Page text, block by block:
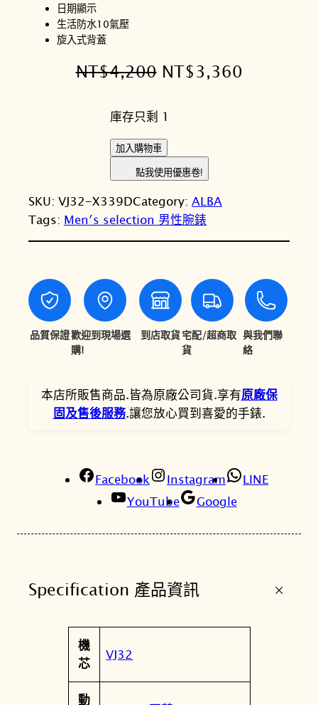
日期顯示
生活防水10氣壓
旋入式背蓋
NT$4,200 原
價
格
：
N
T
$
,
2
0
。
NT$3,360
$
,
3
6
。
庫存只剩 1
A
B
A
雅
柏
c
t
i
v
G
8
N
X
1
汐
時
男
V
J
加入購物車
點我使用優惠卷!
SKU: VJ32-X339DCategory: ALBA
Tags: Men′s selection 男性腕錶
品質保證歡迎到現場選
購!
到店取貨宅配/超商取
貨
與我們聯
絡
本店所販售商品.皆為原廠公司貨.享有原廠保
固及售後服務.讓您放心買到喜愛的手錶.
Facebook Instagram
LINE
YouTube
Google
Specification 產品資訊 +
屬
性
值
機
芯
VJ32
動